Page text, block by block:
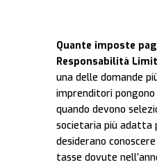
Quante imposte
Responsabilità
una delle domande
imprenditori
quando devono
societaria più
desiderano
tasse dovute